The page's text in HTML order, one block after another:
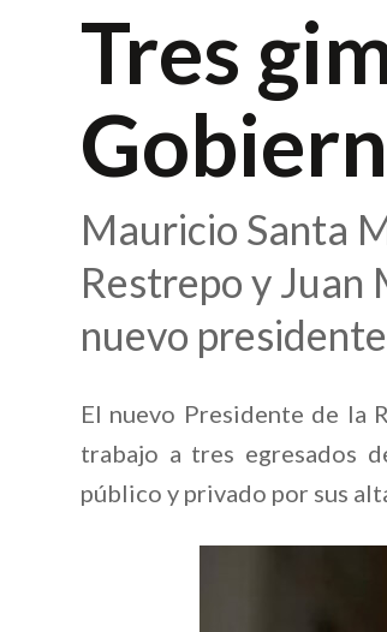
Tres
Mauricio Santa
Restrepo y Juan
nuevo
El nuevo Presidente de la
trabajo a tres egresados
público y privado por sus